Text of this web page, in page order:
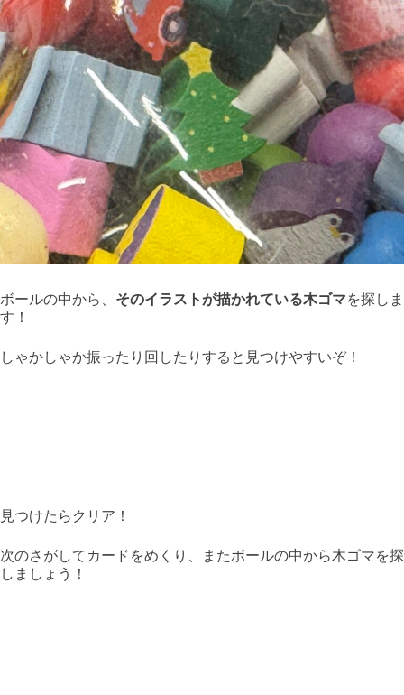
ボールの中から、 そのイラストが描かれている木ゴマを探しま
す！
しゃかしゃか振ったり回したりすると見つけやすいぞ！
見つけたらクリア！
次のさがしてカードをめくり、またボールの中から木ゴマを探
しましょう！